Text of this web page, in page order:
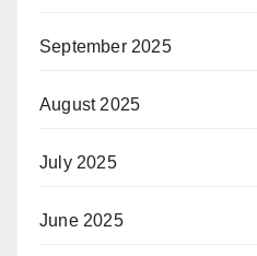
September 2025
August 2025
July 2025
June 2025